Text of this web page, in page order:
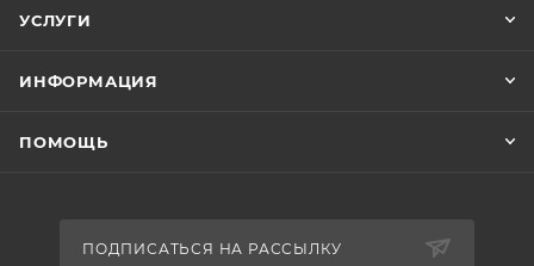
УСЛУГИ
ИНФОРМАЦИЯ
ПОМОЩЬ
ПОДПИСАТЬСЯ НА РАССЫЛКУ